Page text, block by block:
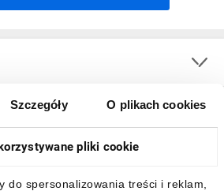
Szczegóły O plikach cookies
pliki cookie
do spersonalizowania treści i reklam,